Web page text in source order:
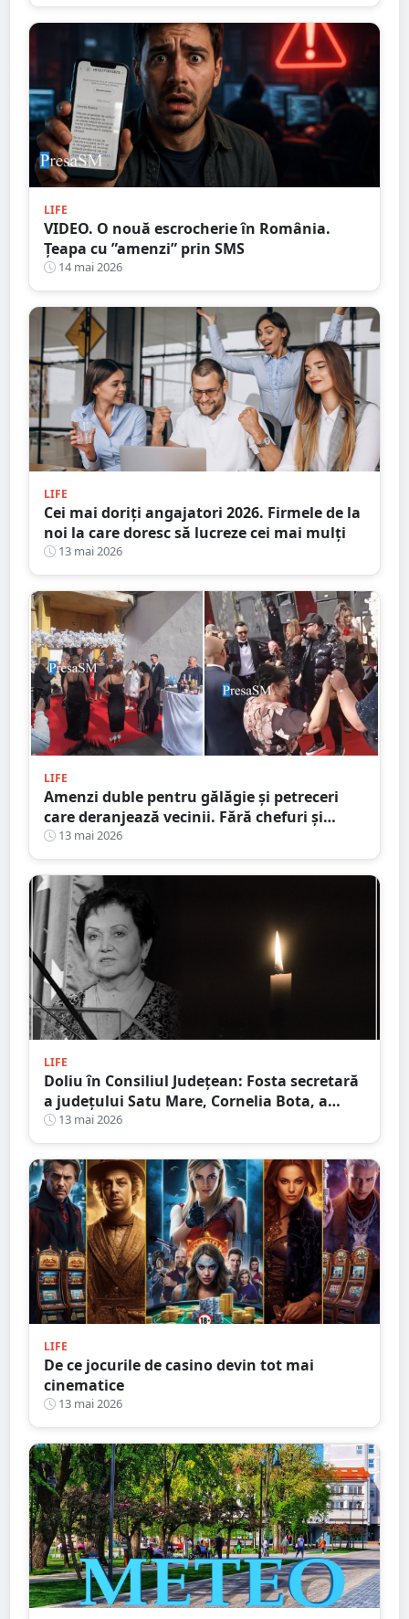
LIFE
VIDEO. O nouă escrocherie în România.
Țeapa cu ”amenzi” prin SMS
14 mai 2026
LIFE
Cei mai doriţi angajatori 2026. Firmele de la
noi la care doresc să lucreze cei mai mulți
13 mai 2026
LIFE
Amenzi duble pentru gălăgie și petreceri
care deranjează vecinii. Fără chefuri și
party-uri în curtea blocurilor
13 mai 2026
LIFE
Doliu în Consiliul Județean: Fosta secretară
a județului Satu Mare, Cornelia Bota, a
încetat din viață
13 mai 2026
LIFE
De ce jocurile de casino devin tot mai
cinematice
13 mai 2026